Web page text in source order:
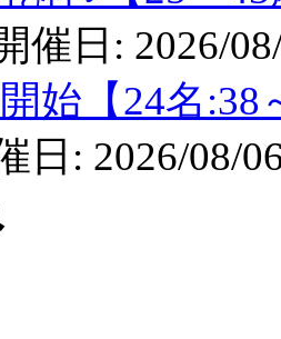
催日: 2026/
始【24名
日: 2026/08/